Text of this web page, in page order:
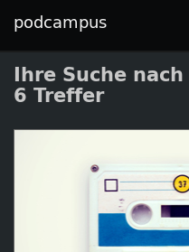
podcampus
Ihre Suche nach
6 Treffer